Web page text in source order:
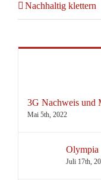
Nachhaltig klettern
3G Nachweis und
Mai 5th, 2022
Olympia
Juli 17th,